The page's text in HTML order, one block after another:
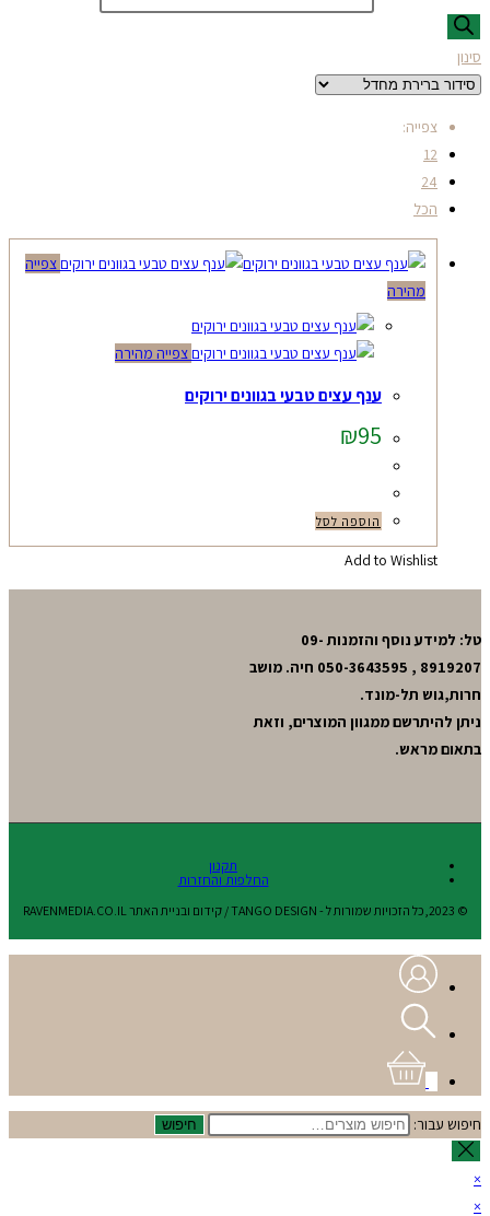
סינון
צפייה:
12
24
הכל
צפייה
מהירה
צפייה מהירה
ענף עצים טבעי בגוונים ירוקים
₪95
הוספה לסל
Add to Wishlist
טל: למידע נוסף והזמנות 09-
8919207 , 050-3643595 חיה. מושב
חרות,גוש תל-מונד.
ניתן להיתרשם ממגוון המוצרים, וזאת
בתאום מראש.
תקנון
החלפות והחזרות
© 2023,כל הזכויות שמורות ל - TANGO DESIGN / קידום ובניית האתר RAVENMEDIA.CO.IL
חיפוש עבור: חיפוש
×
×